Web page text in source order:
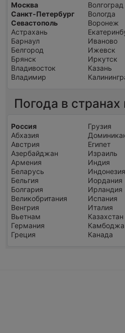
Москва
Санкт-Петербург
Севастополь
Астрахань
Барнаул
Белгород
Брянск
Владивосток
Владимир
Волгоград
Вологда
Воронеж
Иваново
Ижевск
Иркутск
Казань
Погода в
Россия
Абхазия
Австрия
Азербайджан
Армения
Беларусь
Бельгия
Болгария
Великобритания
Венгрия
Вьетнам
Германия
Греция
Грузия
Египет
Израиль
Индия
Индонезия
Иордания
Ирландия
Испания
Италия
Казахстан
Камбоджа
Канада